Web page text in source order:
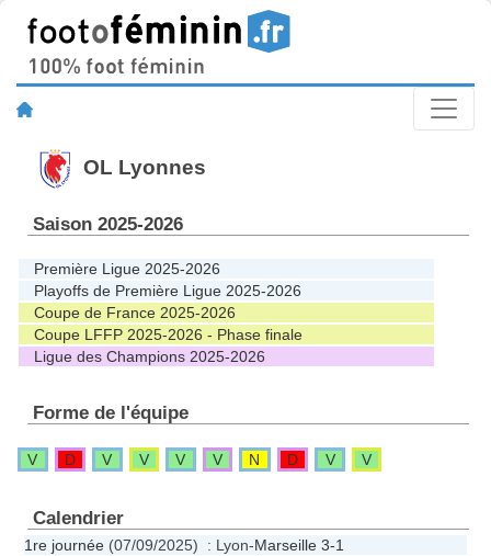
OL Lyonnes
Saison 2025-2026
Première Ligue 2025-2026
Playoffs de Première Ligue 2025-2026
Coupe de France 2025-2026
Coupe LFFP 2025-2026 - Phase finale
Ligue des Champions 2025-2026
Forme de l'équipe
V D V V V V N D V V
Calendrier
1re journée (07/09/2025) : Lyon-Marseille 3-1